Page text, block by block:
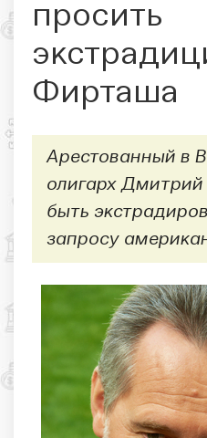
просить
Фирташа
Арестованный в
олигарх
быть
запросу